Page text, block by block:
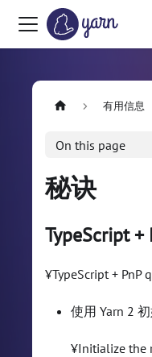
有用信息
On this page
秘诀
TypeScript +
¥TypeScript + PnP
使用 Yarn 2
¥Initialize the